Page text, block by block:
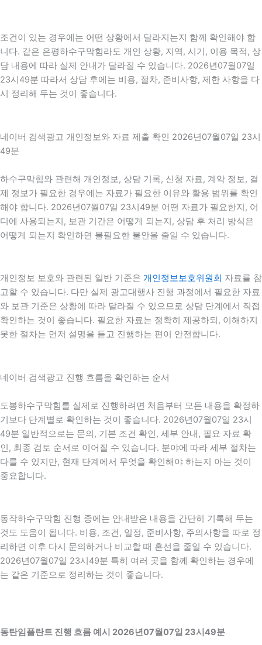
조건이 있는 경우에는 어떤 상황에서 달라지는지 함께 확인해야 합
니다. 같은 은평하수구막힘라도 개인 상황, 지역, 시기, 이용 목적, 상
담 내용에 따라 실제 안내가 달라질 수 있습니다. 2026년07월07일
23시49분 따라서 상담 후에는 비용, 절차, 준비사항, 제한 사항을 다
시 정리해 두는 것이 좋습니다.
네이버 검색광고 개인정보와 자료 제출 확인 2026년07월07일 23시
49분
하수구막힘와 관련해 개인정보, 상담 기록, 신청 자료, 계약 정보, 결
제 정보가 필요한 경우에는 자료가 필요한 이유와 활용 범위를 확인
해야 합니다. 2026년07월07일 23시49분 어떤 자료가 필요한지, 어
디에 사용되는지, 보관 기간은 어떻게 되는지, 상담 후 처리 방식은
어떻게 되는지 확인하면 불필요한 불안을 줄일 수 있습니다.
개인정보 보호와 관련된 일반 기준은 개인정보보호위원회 자료를 참
고할 수 있습니다. 다만 실제 광고대행사 진행 과정에서 필요한 자료
와 보관 기준은 상황에 따라 달라질 수 있으므로 상담 단계에서 직접
확인하는 것이 좋습니다. 필요한 자료는 정확히 제공하되, 이해하지
못한 절차는 먼저 설명을 듣고 진행하는 편이 안전합니다.
네이버 검색광고 진행 흐름을 확인하는 순서
도봉하수구막힘를 실제로 진행하려면 처음부터 모든 내용을 확정하
기보다 단계별로 확인하는 것이 좋습니다. 2026년07월07일 23시
49분 일반적으로는 문의, 기본 조건 확인, 세부 안내, 필요 자료 확
인, 최종 검토 순서로 이어질 수 있습니다. 분야에 따라 세부 절차는
다를 수 있지만, 현재 단계에서 무엇을 확인해야 하는지 아는 것이
중요합니다.
동작하수구막힘 진행 중에는 안내받은 내용을 간단히 기록해 두는
것도 도움이 됩니다. 비용, 조건, 일정, 준비사항, 주의사항을 따로 정
리하면 이후 다시 문의하거나 비교할 때 혼선을 줄일 수 있습니다.
2026년07월07일 23시49분 특히 여러 곳을 함께 확인하는 경우에
는 같은 기준으로 정리하는 것이 좋습니다.
동탄임플란트 진행 흐름 예시 2026년07월07일 23시49분